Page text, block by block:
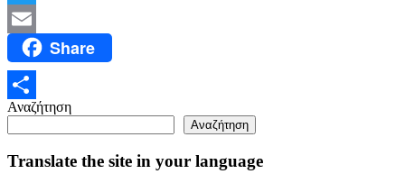
Twitter
Email Share
Μοιραστείτε
Αναζήτηση
Αναζήτηση
Translate the site in your language